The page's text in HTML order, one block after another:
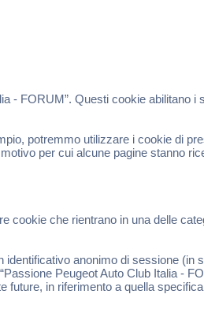
- FORUM”. Questi cookie abilitano
potremmo utilizzare i cookie di
per cui alcune pagine stanno
cookie che rientrano in una delle
anonimo di sessione (in
Peugeot Auto Club Italia -
future, in riferimento a quella